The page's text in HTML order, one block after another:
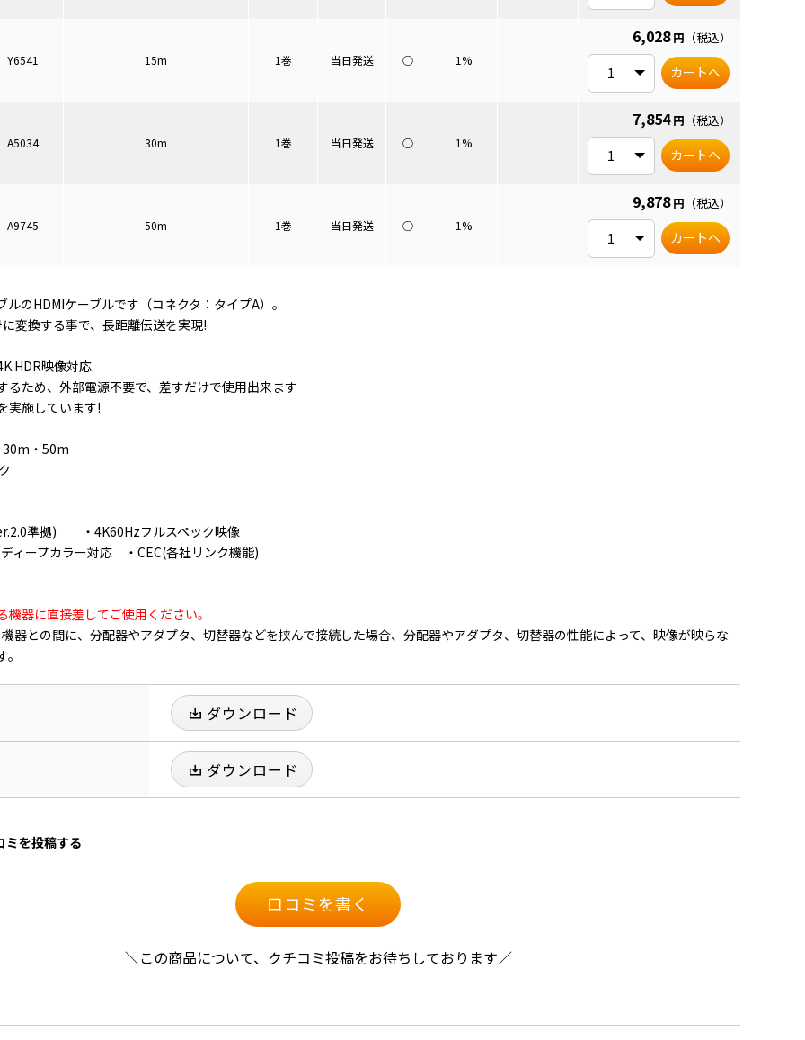
Y6541
A5034
A9745
15m
30m
50m
1巻 当日発送 ○ 1%
6,028 円 （税込）
カートへ
1巻 当日発送 ○ 1%
7,854 円 （税込）
カートへ
1巻 当日発送 ○ 1%
9,878 円 （税込）
カートへ
ルのHDMIケーブルです（コネクタ：タイプA）。
変換する事で、長距離伝送を実現!
HDR映像対応
るため、外部電源不要で、差すだけで使用出来ます
実施しています!
・50m
準拠) ・4K60Hzフルスペック映像
ィープカラー対応 ・CEC(各社リンク機能)
機器に直接差してご使用ください。
器との間に、分配器やアダプタ、切替器などを挟んで接続した場合、分配器やアダプタ、切替器の性能によって、映像が映らな
ダウンロード
ダウンロード
ミを投稿する
口コミを書く
＼この商品について、クチコミ投稿をお待ちしております／